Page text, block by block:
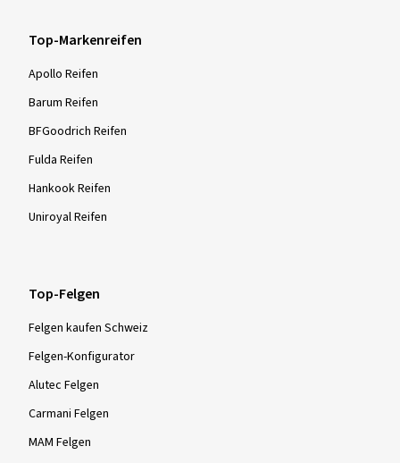
Top-Markenreifen
Apollo Reifen
Barum Reifen
BFGoodrich Reifen
Fulda Reifen
Hankook Reifen
Uniroyal Reifen
Top-Felgen
Felgen kaufen Schweiz
Felgen-Konfigurator
Alutec Felgen
Carmani Felgen
MAM Felgen